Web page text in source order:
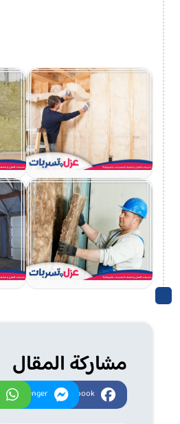
مشاركة المقال
Facebook
Messenger